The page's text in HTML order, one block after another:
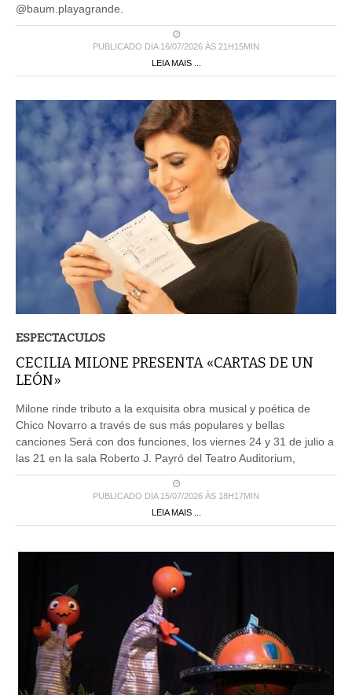
@baum.playagrande.
PUBLICADO DIA 16/07/2026 ÀS 21H15MIN
LEIA MAIS ...
ESPECTACULOS
CECILIA MILONE PRESENTA «CARTAS DE UN
LEÓN»
Milone rinde tributo a la exquisita obra musical y poética de
Chico Novarro a través de sus más populares y bellas
canciones Será con dos funciones, los viernes 24 y 31 de julio a
las 21 en la sala Roberto J. Payró del Teatro Auditorium,
PUBLICADO DIA 15/07/2026 ÀS 18H17MIN
LEIA MAIS ...